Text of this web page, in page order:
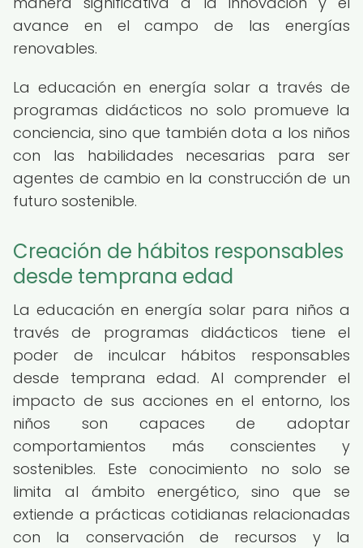
avance en el campo de las energías
renovables.
La educación en energía solar a través de
programas didácticos no solo promueve la
conciencia, sino que también dota a los niños
con las habilidades necesarias para ser
agentes de cambio en la construcción de un
futuro sostenible.
Creación de hábitos responsables
desde temprana edad
La educación en energía solar para niños a
través de programas didácticos tiene el
poder de inculcar hábitos responsables
desde temprana edad. Al comprender el
impacto de sus acciones en el entorno, los
niños son capaces de adoptar
comportamientos más conscientes y
sostenibles. Este conocimiento no solo se
limita al ámbito energético, sino que se
extiende a prácticas cotidianas relacionadas
con la conservación de recursos y la